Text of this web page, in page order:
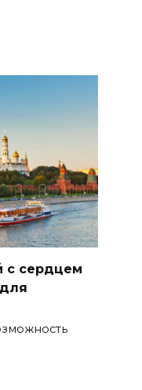
с сердцем